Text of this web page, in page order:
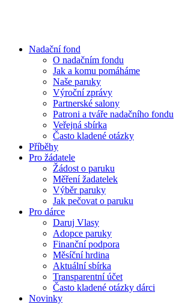
Nadační fond
O nadačním fondu
Jak a komu pomáháme
Naše paruky
Výroční zprávy
Partnerské salony
Patroni a tváře nadačního fondu
Veřejná sbírka
Často kladené otázky
Příběhy
Pro žádatele
Žádost o paruku
Měření žadatelek
Výběr paruky
Jak pečovat o paruku
Pro dárce
Daruj Vlasy
Adopce paruky
Finanční podpora
Měsíční hrdina
Aktuální sbírka
Transparentní účet
Často kladené otázky dárci
Novinky